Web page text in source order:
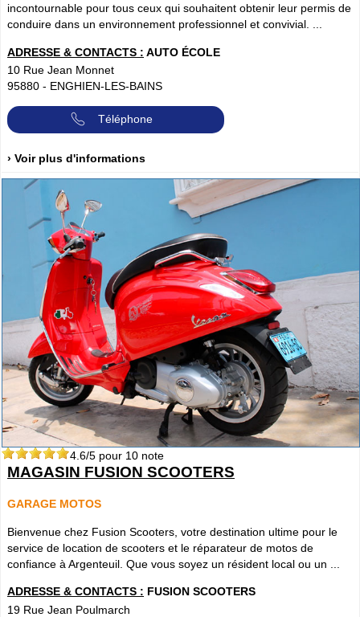
incontournable pour tous ceux qui souhaitent obtenir leur permis de
conduire dans un environnement professionnel et convivial. ...
ADRESSE & CONTACTS : AUTO ÉCOLE
10 Rue Jean Monnet
95880 - ENGHIEN-LES-BAINS
Téléphone
› Voir plus d'informations
4.6/5 pour 10 note
MAGASIN FUSION SCOOTERS
GARAGE MOTOS
Bienvenue chez Fusion Scooters, votre destination ultime pour le
service de location de scooters et le réparateur de motos de
confiance à Argenteuil. Que vous soyez un résident local ou un ...
ADRESSE & CONTACTS : FUSION SCOOTERS
19 Rue Jean Poulmarch